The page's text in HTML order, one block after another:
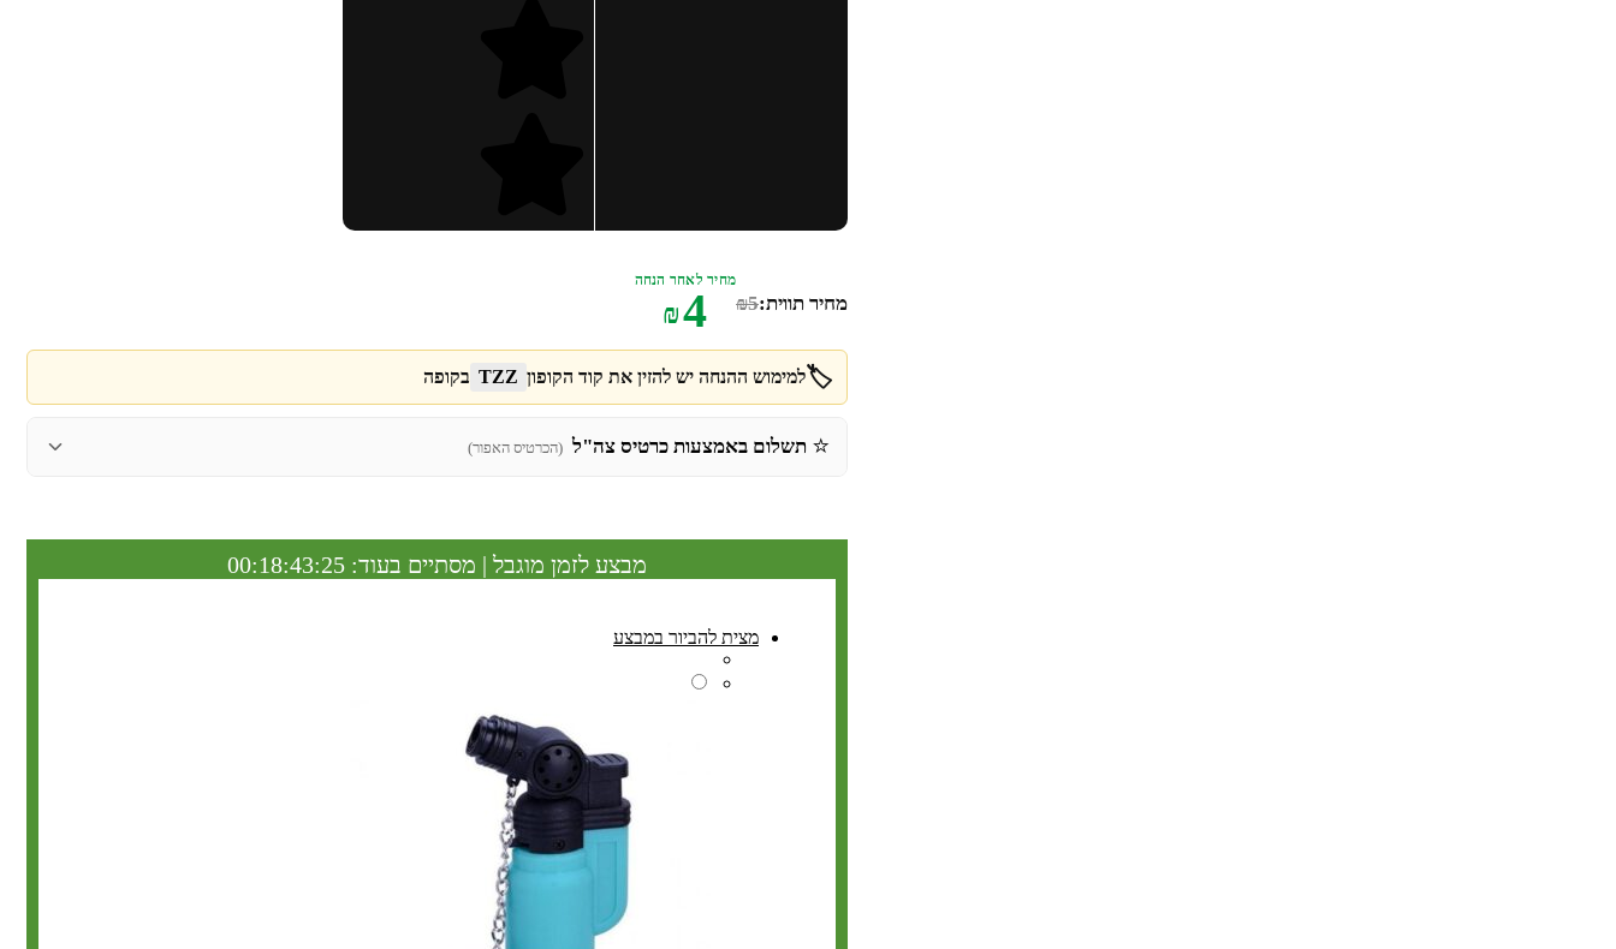
מחיר תווית: ₪5
מחיר לאחר הנחה
₪4
🏷️למימוש ההנחה יש להזין את קוד הקופון TZZ בקופה
⭐ תשלום באמצעות כרטיס צה"ל (הכרטיס האפור)
מבצע לזמן מוגבל | מסתיים בעוד: 00:18:43:24
מצית להביור במבצע